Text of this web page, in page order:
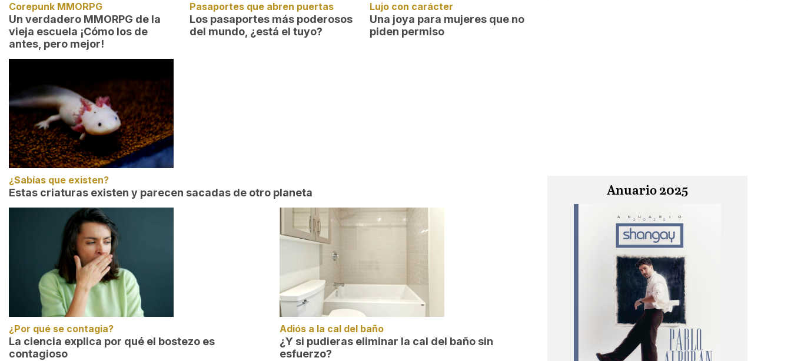
Corepunk MMORPG
Un verdadero MMORPG de la
vieja escuela ¡Cómo los de
antes, pero mejor!
Pasaportes que abren puertas
Los pasaportes más poderosos
del mundo, ¿está el tuyo?
Lujo con carácter
Una joya para mujeres que no
piden permiso
¿Sabías que existen?
Estas criaturas existen y parecen sacadas de otro planeta
¿Por qué se contagia?
La ciencia explica por qué el bostezo es
contagioso
Adiós a la cal del baño
¿Y si pudieras eliminar la cal del baño sin
esfuerzo?
Anuario 2025